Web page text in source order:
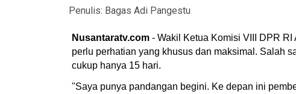
Penulis: Bagas Adi Pangestu
Nusantaratv.com - Wakil Ketua Komisi VIII DPR
perlu perhatian yang khusus dan maksimal. Salah
cukup hanya 15 hari.
"Saya punya pandangan begini. Ke depan ini